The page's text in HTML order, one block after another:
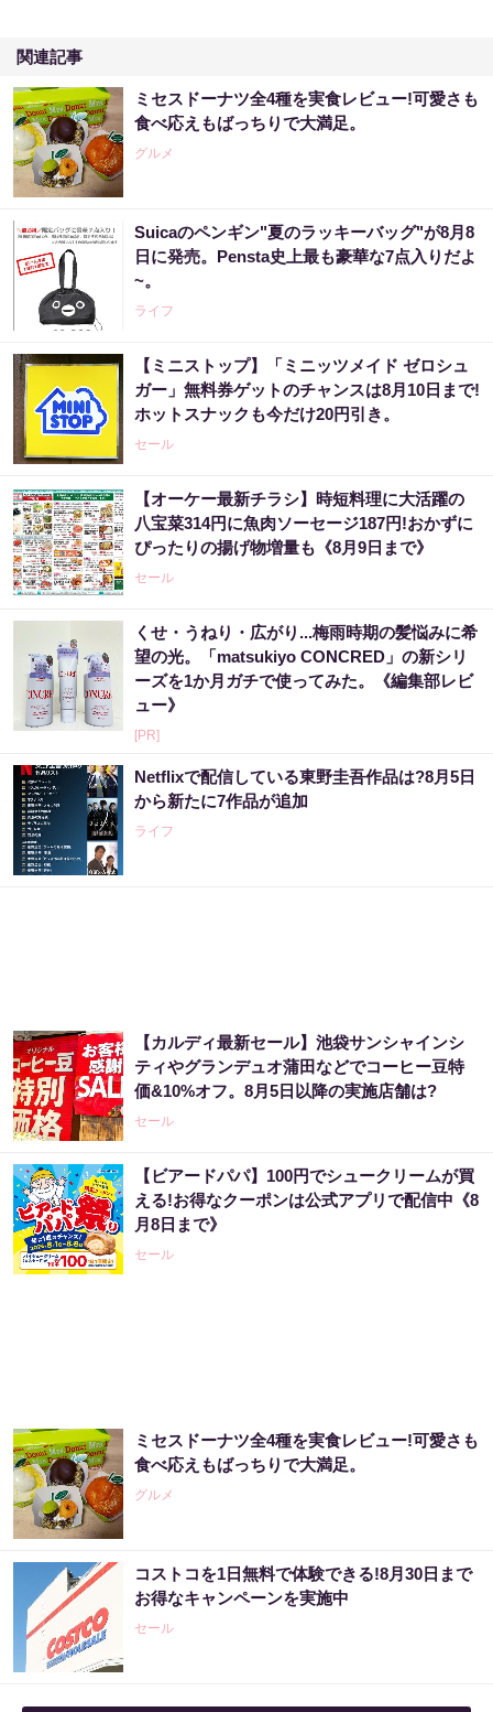
関連記事
ミセスドーナツ全4種を実食レビュー!可愛さも
食べ応えもばっちりで大満足。
グルメ
Suicaのペンギン"夏のラッキーバッグ"が8月8
日に発売。Pensta史上最も豪華な7点入りだよ
~。
ライフ
【ミニストップ】「ミニッツメイド ゼロシュ
ガー」無料券ゲットのチャンスは8月10日まで!
ホットスナックも今だけ20円引き。
セール
【オーケー最新チラシ】時短料理に大活躍の
八宝菜314円に魚肉ソーセージ187円!おかずに
ぴったりの揚げ物増量も《8月9日まで》
セール
くせ・うねり・広がり...梅雨時期の髪悩みに希
望の光。「matsukiyo CONCRED」の新シリ
ーズを1か月ガチで使ってみた。《編集部レビ
ュー》
[PR]
Netflixで配信している東野圭吾作品は?8月5日
から新たに7作品が追加
ライフ
【カルディ最新セール】池袋サンシャインシ
ティやグランデュオ蒲田などでコーヒー豆特
価&10%オフ。8月5日以降の実施店舗は?
セール
【ビアードパパ】100円でシュークリームが買
える!お得なクーポンは公式アプリで配信中《8
月8日まで》
セール
ミセスドーナツ全4種を実食レビュー!可愛さも
食べ応えもばっちりで大満足。
グルメ
コストコを1日無料で体験できる!8月30日まで
お得なキャンペーンを実施中
セール